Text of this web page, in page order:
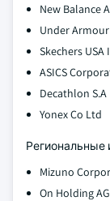
New Balance
Under
Skechers USA
ASICS
Decathlon S.A
Yonex Co Ltd
Региональные
Mizuno
On Holding AG